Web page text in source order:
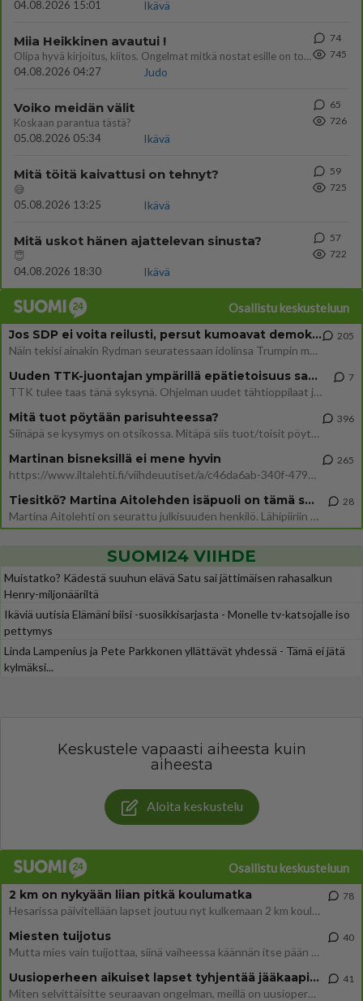
04.08.2026 15:01
Ikävä
Miia Heikkinen avautui !
Olipa hyvä kirjoitus, kiitos. Ongelmat mitkä nostat esille on todellisia ja tämä ylimielisyys totta ja se näkyy kaikessa
04.08.2026 04:27
Judo
74
745
Voiko meidän välit
Koskaan parantua tästä?
05.08.2026 05:34
Ikävä
65
726
Mitä töitä kaivattusi on tehnyt?
😅
05.08.2026 13:25
Ikävä
59
725
Mitä uskot hänen ajattelevan sinusta?
😇
04.08.2026 18:30
Ikävä
57
722
Osallistu keskusteluun
Jos SDP ei voita reilusti, persut kumoavat demokratian Suomesta
Näin tekisi ainakin Rydman seuratessaan idolinsa Trumpin mallia https://www.is.fi/politiikka/art-2000012187244.html
205
Uuden TTK-juontajan ympärillä epätietoisuus sakenee - Nyt MTV hämmentää soppaa
TTK tulee taas tänä syksynä. Ohjelman uudet tähtioppilaat julkistetaan torstaina 6. elokuuta klo 14 alkavassa lehdistö
7
Mitä tuot pöytään parisuhteessa?
Siinäpä se kysymys on otsikossa. Mitäpä siis tuot/toisit pöytään parisuhteessa? Oletko mies vai nainen? Koetko sen mitä
396
Martinan bisneksillä ei mene hyvin
https://www.iltalehti.fi/viihdeuutiset/a/c46da6ab-340f-4790-aaa7-0865eed2336 Yrityksen konkurssihakemus on tullut kärä
265
Tiesitkö? Martina Aitolehden isäpuoli on tämä suosittu laulaja
Martina Aitolehti on seurattu julkisuuden henkilö. Lähipiiriin mahtuu muitakin tunnettuja henkilöitä. Tiesitkö, että Ma
28
SUOMI24 VIIHDE
Muistatko? Kädestä suuhun elävä Satu sai jättimäisen rahasalkun
Henry-miljonääriltä
Ikäviä uutisia Elämäni biisi -suosikkisarjasta - Monelle tv-katsojalle iso
pettymys
Linda Lampenius ja Pete Parkkonen yllättävät yhdessä - Tämä ei jätä
kylmäksi...
Keskustele vapaasti aiheesta kuin
aiheesta
Aloita keskustelu
Osallistu keskusteluun
2 km on nykyään liian pitkä koulumatka
Hesarissa päivitellään lapset joutuu nyt kulkemaan 2 km kouluun jösses. Ruostefillarilla tuo matka menee vaikka miten äk
78
Miesten tuijotus
Mutta mies vain tuijottaa, siinä vaiheessa käännän itse pään pois. Mikä juttu? Yleensä jos joku tuijottaa tai katsoo, hä
40
Uusioperheen aikuiset lapset tyhjentää jääkaapin käydessään
Miten selvittäisitte seuraavan ongelman, meillä on uusioperhe, minulla teini-ikäiset lapset ja puolisolla aikuiset, jotk
41